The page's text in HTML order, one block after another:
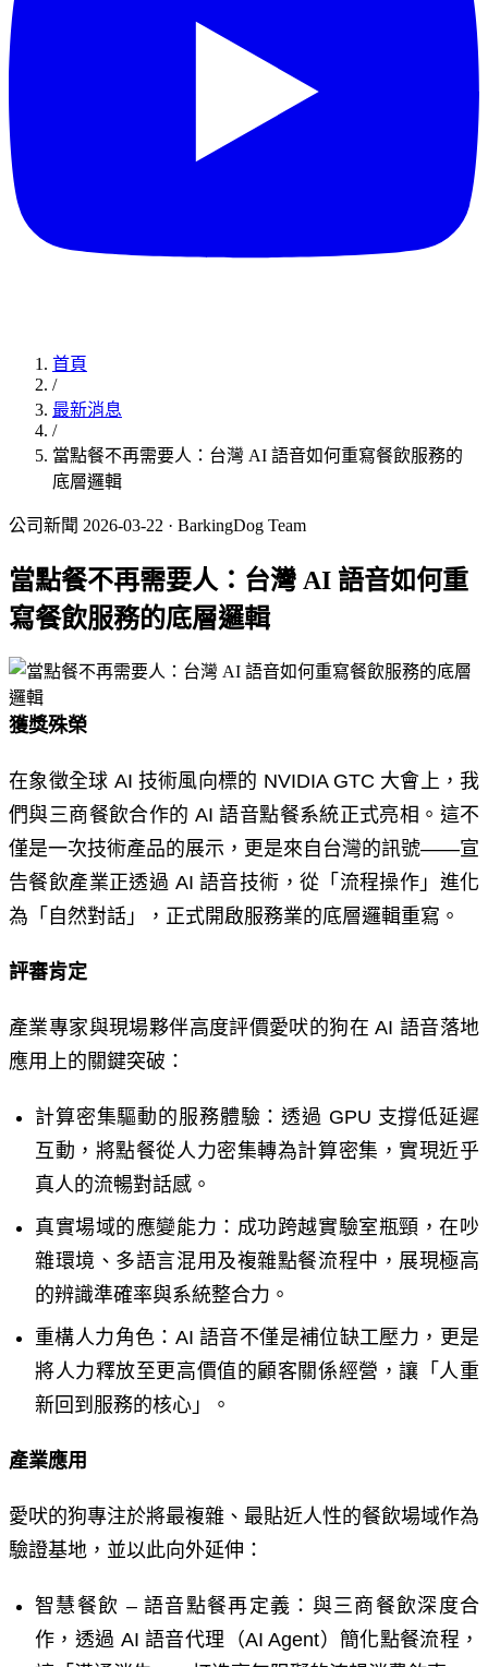
首頁
/
最新消息
/
當點餐不再需要人：台灣 AI 語音如何重寫餐飲服務的
底層邏輯
公司新聞 2026-03-22 · BarkingDog Team
當點餐不再需要人：台灣 AI 語音如何重
寫餐飲服務的底層邏輯
獲獎殊榮
在象徵全球 AI 技術風向標的 NVIDIA GTC 大會上，我
們與三商餐飲合作的 AI語音點餐系統正式亮相。這不
僅是一次技術產品的展示，更是來自台灣的訊號——宣
告餐飲產業正透過 AI 語音技術，從「流程操作」進化
為「自然對話」，正式開啟服務業的底層邏輯重寫。
評審肯定
產業專家與現場夥伴高度評價愛吠的狗在 AI 語音落地
應用上的關鍵突破：
計算密集驅動的服務體驗：透過 GPU 支撐低延遲
互動，將點餐從人力密集轉為計算密集，實現近乎
真人的流暢對話感。
真實場域的應變能力：成功跨越實驗室瓶頸，在吵
雜環境、多語言混用及複雜點餐流程中，展現極高
的辨識準確率與系統整合力。
重構人力角色： AI語音不僅是補位缺工壓力，更是
將人力釋放至更高價值的顧客關係經營，讓「人重
新回到服務的核心」。
產業應用
愛吠的狗專注於將最複雜、最貼近人性的餐飲場域作為
驗證基地，並以此向外延伸：
智慧餐飲 –語音點餐再定義：與三商餐飲深度合
作，透過 AI語音代理（AI Agent）簡化點餐流程，